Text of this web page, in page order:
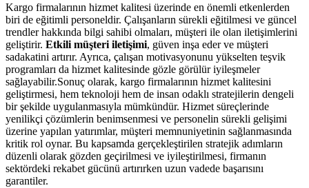
Kargo firmalarının hizmet kalitesi üzerinde en önemli etkenlerden
biri de eğitimli personeldir. Çalışanların sürekli eğitilmesi ve güncel
trendler hakkında bilgi sahibi olmaları, müşteri ile olan iletişimlerini
geliştirir. Etkili müşteri iletişimi, güven inşa eder ve müşteri
sadakatini artırır. Ayrıca, çalışan motivasyonunu yükselten teşvik
programları da hizmet kalitesinde gözle görülür iyileşmeler
sağlayabilir.Sonuç olarak, kargo firmalarının hizmet kalitesini
geliştirmesi, hem teknoloji hem de insan odaklı stratejilerin dengeli
bir şekilde uygulanmasıyla mümkündür. Hizmet süreçlerinde
yenilikçi çözümlerin benimsenmesi ve personelin sürekli gelişimi
üzerine yapılan yatırımlar, müşteri memnuniyetinin sağlanmasında
kritik rol oynar. Bu kapsamda gerçekleştirilen stratejik adımların
düzenli olarak gözden geçirilmesi ve iyileştirilmesi, firmanın
sektördeki rekabet gücünü artırırken uzun vadede başarısını
garantiler.